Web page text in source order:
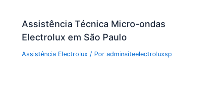
Assistência Técnica Micro-ondas
Electrolux em São Paulo
Assistência Electrolux / Poradminsiteelectroluxsp